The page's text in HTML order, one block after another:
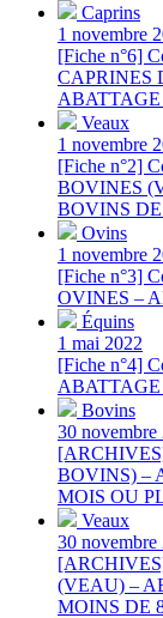
Caprins
1 novembre
[Fiche n°6]
CAPRINES
Veaux
1 novembre
[Fiche n°2]
BOVINES
BOVINS
Ovins
1 novembre
[Fiche n°3]
OVINES –
Équins
1 mai 2022
[Fiche n°4]
Bovins
30 novembre
BOVINS) –
MOIS OU
Veaux
30 novembre
(VEAU) –
MOINS DE